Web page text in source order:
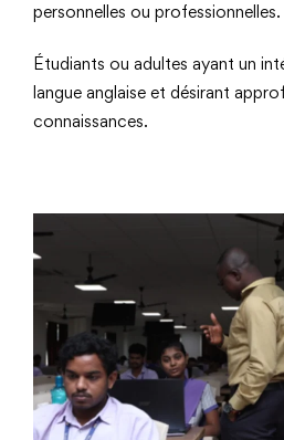
personnelles ou professionnelles.
Étudiants ou adultes ayant un
langue anglaise et désirant
connaissances.